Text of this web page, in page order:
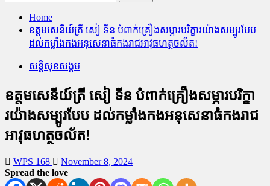
for:
Home
ឧត្តមសេនីយ៍ត្រី សៀ ទីន បំពាក់គ្រឿងសម្ភារបរិក្ខារយ៉ាងសម្បូរបែប
ដល់កម្លាំងកងអនុសេនាធំកងរាជអាវុធហត្ថចល័ត!
សន្តិសុខសង្គម
ឧត្តមសេនីយ៍ត្រី សៀ ទីន បំពាក់គ្រឿងសម្ភារបរិក្ខា
រយ៉ាងសម្បូរបែប ដល់កម្លាំងកងអនុសេនាធំកងរាជ
អាវុធហត្ថចល័ត!
WPS 168
November 8, 2024
Spread the love